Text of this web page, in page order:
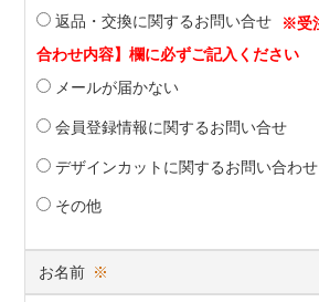
返品・交換に関するお問い合せ
メールが届かない
会員登録情報に関するお問い合せ
デザインカットに関するお問い合わせ
その他
お名前 ※